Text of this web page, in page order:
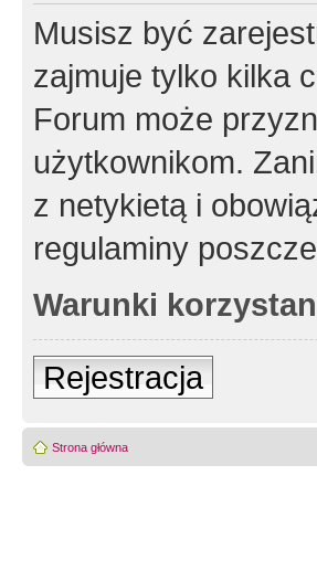
Musisz być
zajmuje tylko kilka
Forum może
użytkownikom.
z netykietą i
regulaminy
Warunki
Rejestracja
Strona główna